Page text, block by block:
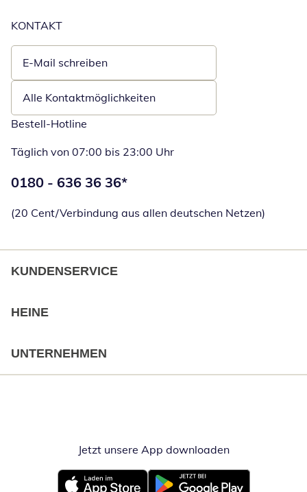
KONTAKT
E-Mail schreiben
Öffnet E-Mail-Client
Alle Kontaktmöglichkeiten
Bestell-Hotline
Täglich von 07:00 bis 23:00 Uhr
Telefonnummer:
0180 - 636 36 36*
(20 Cent/Verbindung aus allen deutschen Netzen)
KUNDENSERVICE
HEINE
UNTERNEHMEN
Jetzt unsere App downloadenÖffnet in